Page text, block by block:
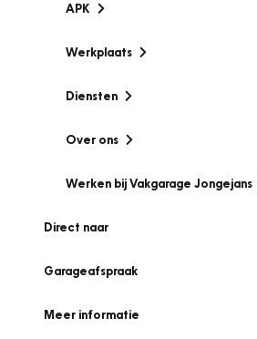
APK
Werkplaats
Diensten
Over ons
Werken bij Vakgarage Jongejans
Direct naar
Garageafspraak
Meer informatie